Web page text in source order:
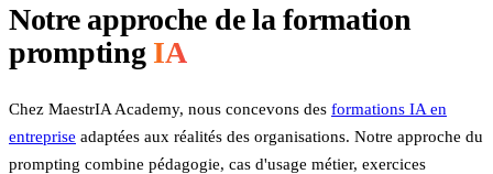
Notre approche de la formation
prompting IA
Chez MaestrIA Academy, nous concevons des formations IA en
entreprise adaptées aux réalités des organisations. Notre approche du
prompting combine pédagogie, cas d'usage métier, exercices